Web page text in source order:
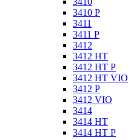
3410 P
3411
3411 P
3412
3412 HT
3412 HT P
3412 HT VIO
3412 P
3412 VIO
3414
3414 HT
3414 HT P